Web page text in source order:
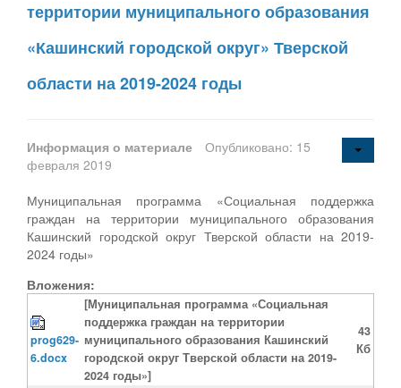
территории муниципального образования
«Кашинский городской округ» Тверской
области на 2019-2024 годы
Информация о материале
Опубликовано: 15
февраля 2019
Муниципальная программа «Социальная поддержка
граждан на территории муниципального образования
Кашинский городской округ Тверской области на 2019-
2024 годы»
Вложения:
prog629-
6.docx
[Муниципальная программа «Социальная
поддержка граждан на территории
муниципального образования Кашинский
городской округ Тверской области на 2019-
2024 годы»]
43
Кб